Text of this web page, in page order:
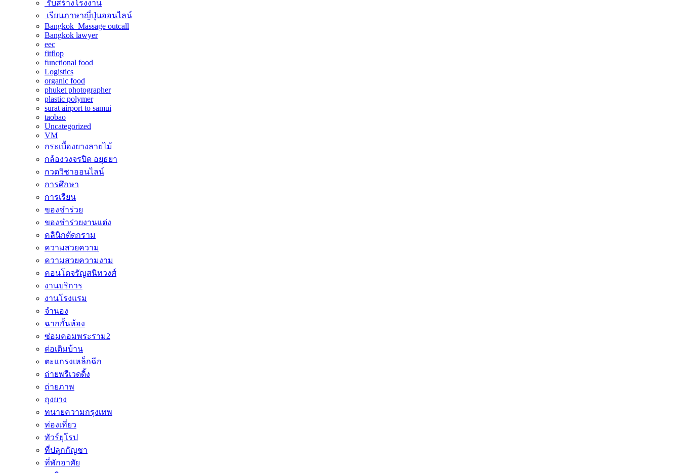
รับสร้างโรงงาน
เรียนภาษาญี่ปุ่นออนไลน์
Bangkok Massage outcall
Bangkok lawyer
eec
fitflop
functional food
Logistics
organic food
phuket photographer
plastic polymer
surat airport to samui
taobao
Uncategorized
VM
กระเบื้องยางลายไม้
กล้องวงจรปิด อยุธยา
กวดวิชาออนไลน์
การศึกษา
การเรียน
ของชำร่วย
ของชำร่วยงานแต่ง
คลินิกตัดกราม
ความสวยความ
ความสวยความงาม
คอนโดจรัญสนิทวงศ์
งานบริการ
งานโรงแรม
จำนอง
ฉากกั้นห้อง
ซ่อมคอมพระราม2
ต่อเติมบ้าน
ตะแกรงเหล็กฉีก
ถ่ายพรีเวดดิ้ง
ถ่ายภาพ
ถุงยาง
ทนายความกรุงเทพ
ท่องเที่ยว
ทัวร์ยุโรป
ที่ปลูกกัญชา
ที่พักอาศัย